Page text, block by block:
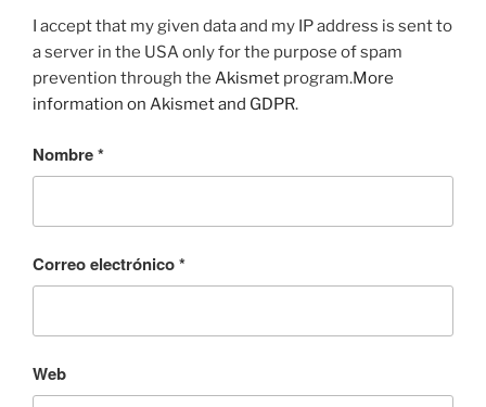
I accept that my given data and my IP address is sent to
a server in the USA only for the purpose of spam
prevention through the Akismet program.More
information on Akismet and GDPR.
Nombre*
Correo electrónico*
Web